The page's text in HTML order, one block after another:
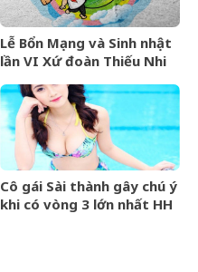
Lễ Bổn Mạng và Sinh nhật
lần VI Xứ đoàn Thiếu Nhi
Cô gái Sài thành gây chú ý
khi có vòng 3 lớn nhất HH